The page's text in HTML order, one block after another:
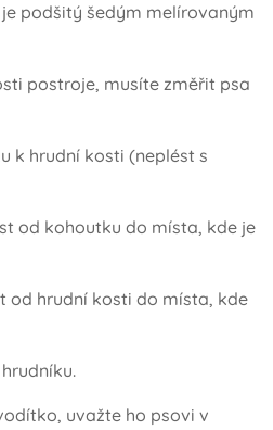
podšitý šedým melírovaným
postroje, musíte změřit psa
k hrudní kosti (neplést s
od kohoutku do místa, kde je
od hrudní kosti do místa, kde
uvažte ho psovi v